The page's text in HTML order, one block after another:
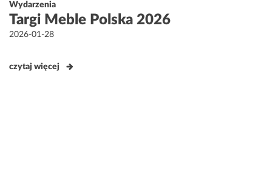
Wydarzenia
Targi Meble Polska 2026
Opublikowane
2026-01-28
czytaj więcej